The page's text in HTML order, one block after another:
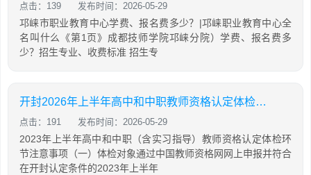
点击：139 发布时间：2026-05-29
邛崃市职业教育中心学费、报名费多少？|邛崃职业教育中心全
名叫什么《第1页》成都技师学院邛崃分院）学费、报名费多
少？招生专业、收费标准 招生专
开封2026年上半年高中和中职教师资格认定体检环节注意事项
点击：191 发布时间：2026-05-29
2023年上半年高中和中职（含实习指导）教师资格认定体检环
节注意事项（一）体检对象通过中国教师资格网网上申报并符合
在开封认定条件的2023年上半年